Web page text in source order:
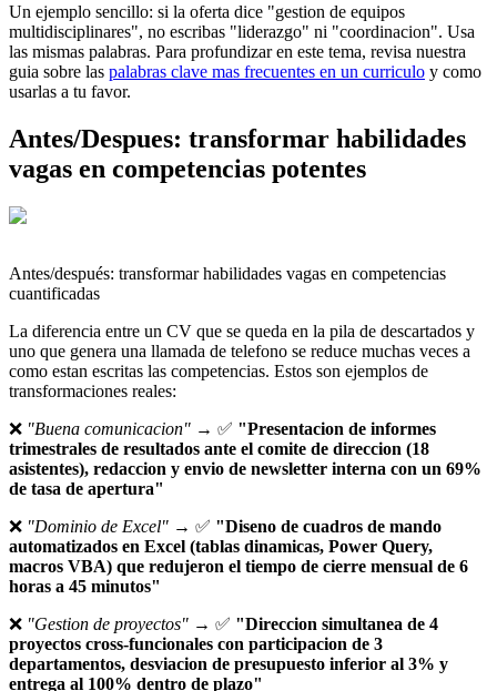
Un ejemplo sencillo: si la oferta dice "gestion de equipos
multidisciplinares", no escribas "liderazgo" ni "coordinacion". Usa
las mismas palabras. Para profundizar en este tema, revisa nuestra
guia sobre las palabras clave mas frecuentes en un curriculo y como
usarlas a tu favor.
Antes/Despues: transformar habilidades
vagas en competencias potentes
Antes/después: transformar habilidades vagas en competencias
cuantificadas
La diferencia entre un CV que se queda en la pila de descartados y
uno que genera una llamada de telefono se reduce muchas veces a
como estan escritas las competencias. Estos son ejemplos de
transformaciones reales:
❌ "Buena comunicacion" → ✅ "Presentacion de informes
trimestrales de resultados ante el comite de direccion (18
asistentes), redaccion y envio de newsletter interna con un 69%
de tasa de apertura"
❌ "Dominio de Excel" → ✅ "Diseno de cuadros de mando
automatizados en Excel (tablas dinamicas, Power Query,
macros VBA) que redujeron el tiempo de cierre mensual de 6
horas a 45 minutos"
❌ "Gestion de proyectos" → ✅ "Direccion simultanea de 4
proyectos cross-funcionales con participacion de 3
departamentos, desviacion de presupuesto inferior al 3% y
entrega al 100% dentro de plazo"